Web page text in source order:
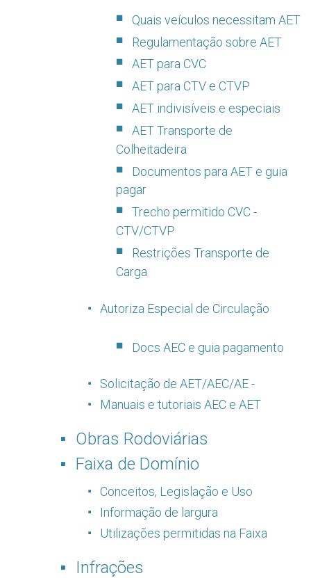
Quais veículos necessitam AET
Regulamentação sobre AET
AET para CVC
AET para CTV e CTVP
AET indivisíveis e especiais
AET Transporte de
Colheitadeira
Documentos para AET e guia
pagar
Trecho permitido CVC -
CTV/CTVP
Restrições Transporte de
Carga
Autoriza Especial de Circulação
Docs AEC e guia pagamento
Solicitação de AET/AEC/AE -
Manuais e tutoriais AEC e AET
Obras Rodoviárias
Faixa de Domínio
Conceitos, Legislação e Uso
Informação de largura
Utilizações permitidas na Faixa
Infrações